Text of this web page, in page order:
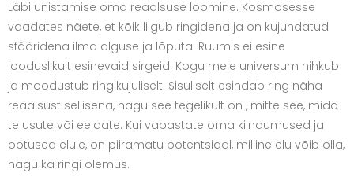
Läbi unistamise oma reaalsuse loomine. Kosmosesse
vaadates näete, et kõik liigub ringidena ja on kujundatud
sfääridena ilma alguse ja lõputa. Ruumis ei esine
looduslikult esinevaid sirgeid. Kogu meie universum nihkub
ja moodustub ringikujuliselt. Sisuliselt esindab ring näha
reaalsust sellisena, nagu see tegelikult on , mitte see, mida
te usute või eeldate. Kui vabastate oma kiindumused ja
ootused elule, on piiramatu potentsiaal, milline elu võib olla,
nagu ka ringi olemus.